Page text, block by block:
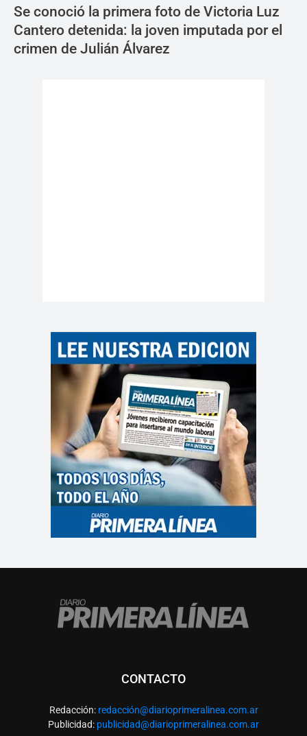
Se conoció la primera foto de Victoria Luz
Cantero detenida: la joven imputada por el
crimen de Julián Álvarez
CONTACTO
Redacción: redacción@diarioprimeralinea.com.ar
Publicidad: publicidad@diarioprimeralinea.com.ar